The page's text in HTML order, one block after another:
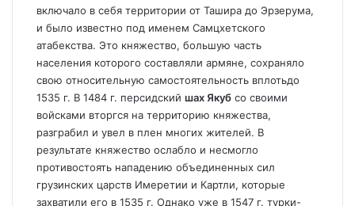
включало в себя территории от Ташира до Эрзерума,
и было известно под именем Самцхетского
атабекства. Это княжество, большую часть
населения которого составляли армяне, сохраняло
свою относительную самостоятельность вплотьдо
1535 г. В 1484 г. персидский шах Якуб со своими
войсками вторгся на территорию княжества,
разграбил и увел в плен многих жителей. В
результате княжество ослабло и несмогло
противостоять нападению объединенных сил
грузинских царств Имеретии и Картли, которые
захватили его в 1535 г. Однако уже в 1547 г. турки-